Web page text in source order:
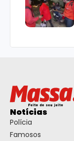
Notícias
Polícia
Famosos